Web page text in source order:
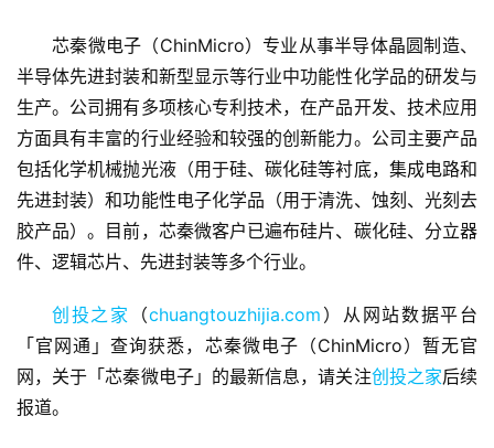
首
页
融
资
报
商
业
观
芯秦微电子（ChinMicro）专业从事半导体晶圆制造、
半导体先进封装和新型显示等行业中功能性化学品的研发与
生产。公司拥有多项核心专利技术，在产品开发、技术应用
方面具有丰富的行业经验和较强的创新能力。公司主要产品
包括化学机械抛光液（用于硅、碳化硅等衬底，集成电路和
先进封装）和功能性电子化学品（用于清洗、蚀刻、光刻去
胶产品）。目前，芯秦微客户已遍布硅片、碳化硅、分立器
件、逻辑芯片、先进封装等多个行业。
创投之家 （chuangtouzhijia.com ）从网站数据平台
「官网通」查询获悉，芯秦微电子（ChinMicro）暂无官
网，关于「芯秦微电子」的最新信息，请关注创投之家后续
报道。